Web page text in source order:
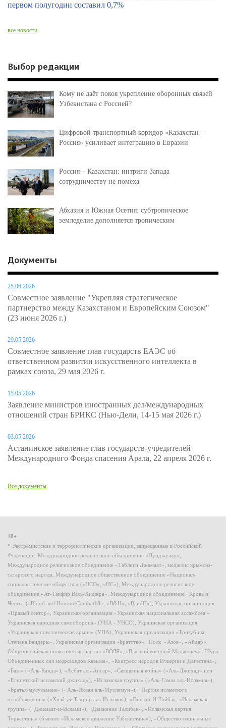
первом полугодии составил 0,7%
все новости
Выбор редакции
Кому не даёт покоя укрепление оборонных связей
Узбекистана с Россией?
Цифровой транспортный коридор «Казахстан –
Россия» усиливает интеграцию в Евразии
Россия – Казахстан: интриги Запада
сотрудничеству не помеха
Абхазия и Южная Осетия: субтропическое
земледелие дополняется тропическим
Документы
25.06.2026
Совместное заявление "Укрепляя стратегическое
партнерство между Казахстаном и Европейским Союзом"
(23 июня 2026 г.)
29.05.2026
Совместное заявление глав государств ЕАЭС об
ответственном развитии искусственного интеллекта в
рамках союза, 29 мая 2026 г.
15.05.2026
Заявление министров иностранных дел/международных
отношений стран БРИКС (Нью-Дели, 14-15 мая 2026 г.)
03.05.2026
Астанинское заявление глав государств-учредителей
Международного Фонда спасения Арала, 22 апреля 2026 г.
Все документы
18+
* Экстремистские и террористические организации, запрещенные в Российской
Федерации: Международное религиозное объединение «Нурджулар»,
Международное религиозное объединение «Таблиги Джамаат», меджлис крымско-
татарского народа, Международное общественное объединение «Национал-
социалистическое общество» («НСО», «НС»), Международное религиозное
объединение «Ат-Такфир Валь-Хиджра», Международное объединение «Кровь и
Честь» («Blood and Honour/Combat18», «B&H», «BandH»), Украинская организация
«Правый сектор», Украинская организация «Украинская национальная ассамблея –
Украинская народная самооборона» (УНА - УНСО), Украинская организация
«Украинская повстанческая армия» (УПА), Украинская организация «Тризуб им.
Степана Бандеры», Украинская организация «Братство», Полк «Азов», «Айдар»,
Общероссийская политическая партия «ВОЛЯ», «Высший военный Маджлисуль Шура
Объединенных сил моджахедов Кавказа», «Конгресс народов Ичкерии и Дагестана»,
«База» («Аль-Каида»), «Асбат аль-Ансар», «Священная война» («Аль-Джихад» или
«Египетский исламский джихад»), «Исламская группа» («Аль-Гамаа аль-Исламия»),
«Братья-мусульмане» («Аль-Ихван аль-Муслимун»), «Партия исламского
освобождения» («Хизб ут-Тахрир аль-Ислами»), «Лашкар-И-Тайба», «Исламская
группа» («Джамаат-и-Ислами»), «Движение Талибан», «Исламская партия
Туркестана» (бывшее «Исламское движение Узбекистана»), «Общество социальных